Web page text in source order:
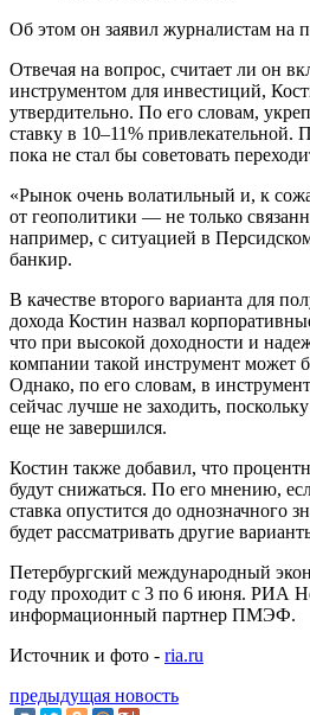
Об этом он заявил журналистам
Отвечая на вопрос, считает ли он
инструментом для инвестиций,
утвердительно. По его словам,
ставку в 10–11% привлекательной.
пока не стал бы советовать
«Рынок очень волатильный и, к
от геополитики — не только
например, с ситуацией в
банкир.
В качестве второго варианта для
дохода Костин назвал
что при высокой доходности и
компании такой инструмент может
Однако, по его словам, в
сейчас лучше не заходить,
еще не завершился.
Костин также добавил, что
будут снижаться. По его мнению,
ставка опустится до однозначного
будет рассматривать другие
Петербургский международный
году проходит с 3 по 6 июня. РИА
информационный партнер ПМЭФ.
Источник и фото - ria.ru
предыдущая новость